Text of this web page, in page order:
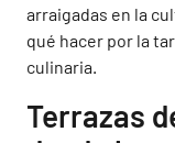
arraigadas en la
qué hacer por la
culinaria.
Terrazas